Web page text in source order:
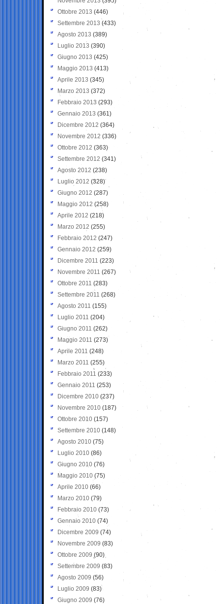
Ottobre 2013 (446)
Settembre 2013 (433)
Agosto 2013 (389)
Luglio 2013 (390)
Giugno 2013 (425)
Maggio 2013 (413)
Aprile 2013 (345)
Marzo 2013 (372)
Febbraio 2013 (293)
Gennaio 2013 (361)
Dicembre 2012 (364)
Novembre 2012 (336)
Ottobre 2012 (363)
Settembre 2012 (341)
Agosto 2012 (238)
Luglio 2012 (328)
Giugno 2012 (287)
Maggio 2012 (258)
Aprile 2012 (218)
Marzo 2012 (255)
Febbraio 2012 (247)
Gennaio 2012 (259)
Dicembre 2011 (223)
Novembre 2011 (267)
Ottobre 2011 (283)
Settembre 2011 (268)
Agosto 2011 (155)
Luglio 2011 (204)
Giugno 2011 (262)
Maggio 2011 (273)
Aprile 2011 (248)
Marzo 2011 (255)
Febbraio 2011 (233)
Gennaio 2011 (253)
Dicembre 2010 (237)
Novembre 2010 (187)
Ottobre 2010 (157)
Settembre 2010 (148)
Agosto 2010 (75)
Luglio 2010 (86)
Giugno 2010 (76)
Maggio 2010 (75)
Aprile 2010 (66)
Marzo 2010 (79)
Febbraio 2010 (73)
Gennaio 2010 (74)
Dicembre 2009 (74)
Novembre 2009 (83)
Ottobre 2009 (90)
Settembre 2009 (83)
Agosto 2009 (56)
Luglio 2009 (83)
Giugno 2009 (76)